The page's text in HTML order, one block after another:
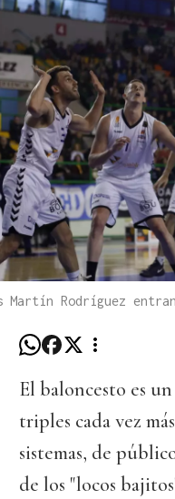
Martín Rodríguez
El baloncesto es
triples cada vez
sistemas, de
de los "locos